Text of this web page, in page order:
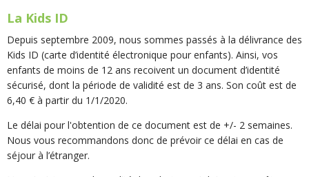
La Kids ID
Depuis septembre 2009, nous sommes passés à la délivrance des
Kids ID (carte d’identité électronique pour enfants). Ainsi, vos
enfants de moins de 12 ans recoivent un document d’identité
sécurisé, dont la période de validité est de 3 ans. Son coût est de
6,40 € à partir du 1/1/2020.
Le délai pour l'obtention de ce document est de +/- 2 semaines.
Nous vous recommandons donc de prévoir ce délai en cas de
séjour à l’étranger.